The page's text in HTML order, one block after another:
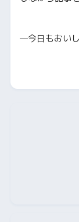
—今日もおい